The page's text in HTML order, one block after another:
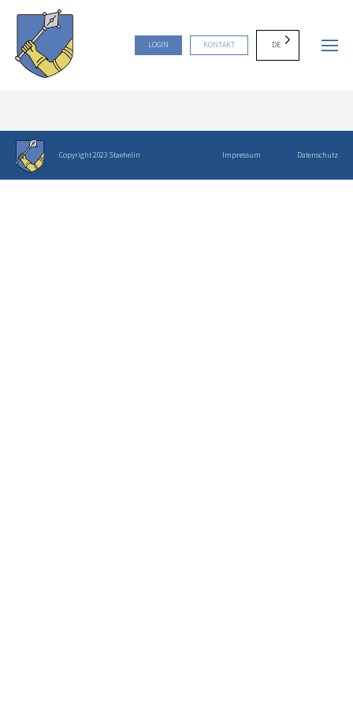
LOGIN KONTAKT DE
Copyright 2023 Staehelin Impressum Datenschutz